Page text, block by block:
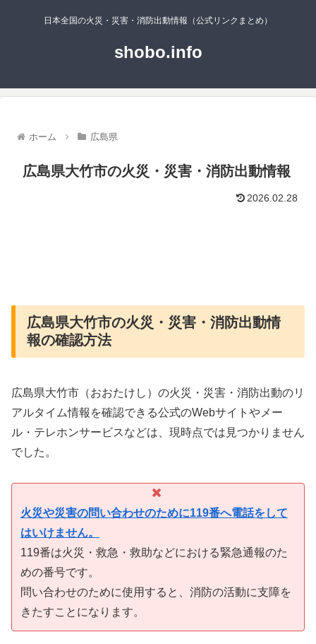
日本全国の火災・災害・消防出動情報（公式リンクまとめ）
shobo.info
ホーム 広島県
広島県大竹市の火災・災害・消防出動情報
2026.02.28
広島県大竹市の火災・災害・消防出動情
報の確認方法
広島県大竹市（おおたけし）の火災・災害・消防出動のリ
アルタイム情報を確認できる公式のWebサイトやメー
ル・テレホンサービスなどは、現時点では見つかりません
でした。
火災や災害の問い合わせのために119番へ電話をして
はいけません。
119番は火災・救急・救助などにおける緊急通報のた
めの番号です。
問い合わせのために使用すると、消防の活動に支障を
きたすことになります。